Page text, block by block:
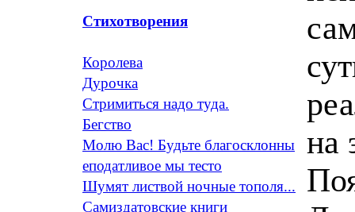
Стихотворения
Королева
Дурочка
Стримиться надо туда.
Бегство
Молю Вас! Будьте благосклонны
еподатливое мы тесто
Шумят листвой ночные тополя...
Самиздатовские книги
на